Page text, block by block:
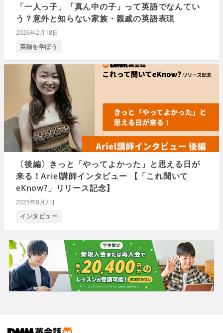
「一人っ子」「真ん中の子」って英語でなんてい
う？意外と知らない家族・親戚の英語表現
2026年2月18日
英語を学ぼう
〔後編〕きっと「やってよかった」と思える日が
来る！Ariel講師インタビュー 【「これ聞いて
eKnow?」リリース記念】
2025年8月7日
インタビュー